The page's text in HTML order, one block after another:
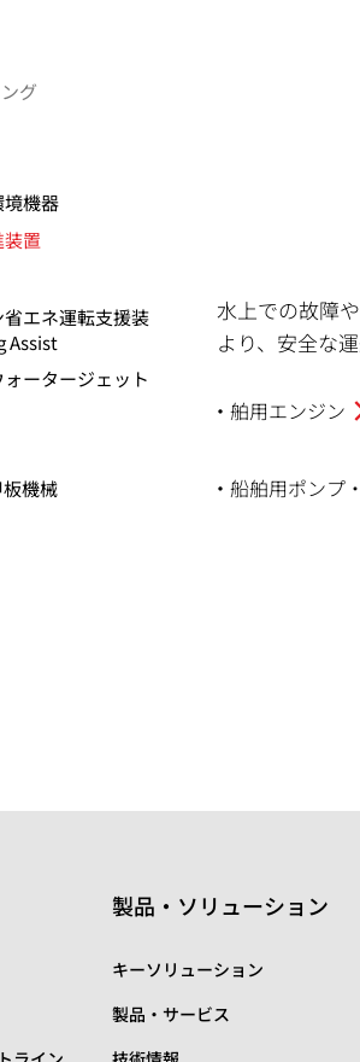
水上での故障
より、安全な
舶用エンジン
船舶用ポンプ
グ
機器
置
エネ運転支援装
Assist
ータージェット
機械
製品・ソリューション
キーソリューション
製品・サービス